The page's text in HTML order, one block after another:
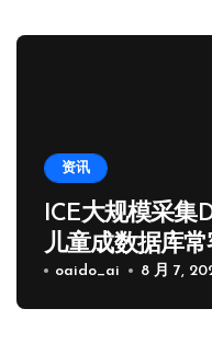
资讯
ICE大规模采集
儿童成数据库常
oaido_ai 8 月 7,